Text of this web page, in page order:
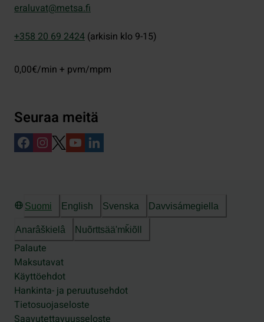
eraluvat@metsa.fi
+358 20 69 2424 (arkisin klo 9-15)
0,00€/min + pvm/mpm
Seuraa meitä
Suomi English Svenska Davvisámegiella
Anarâškielâ Nuõrttsääʹmǩiõll
Palaute
Maksutavat
Käyttöehdot
Hankinta- ja peruutusehdot
Tietosuojaseloste
Saavutettavuusseloste